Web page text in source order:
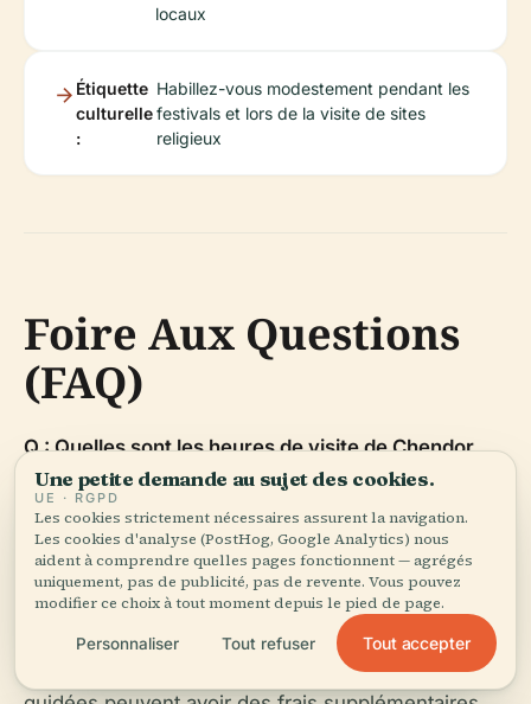
locaux
Étiquette
culturelle
:
Habillez-vous modestement pendant les
festivals et lors de la visite de sites
religieux
Foire Aux Questions
(FAQ)
Q : Quelles sont les heures de visite de Chendor
Beach et du Sanctuaire de Tortues ?R : Chendor
Beach : 7h00–19h00 ; Sanctuaire de Tortues :
9h00–17h00.
Q : Y a-t-il des frais d'entrée ?R : L'accès à la
plage est gratuit ; Sanctuaire de Tortues : 10 RM
pour les adultes, 5 RM pour les enfants ; les visites
Une petite demande au sujet des cookies.
UE · RGPD
Les cookies strictement nécessaires assurent la navigation.
Les cookies d'analyse (PostHog, Google Analytics) nous
aident à comprendre quelles pages fonctionnent — agrégés
uniquement, pas de publicité, pas de revente. Vous pouvez
modifier ce choix à tout moment depuis le pied de page.
Personnaliser Tout refuser Tout accepter